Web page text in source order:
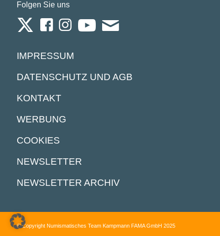
Folgen Sie uns
IMPRESSUM
DATENSCHUTZ UND AGB
KONTAKT
WERBUNG
COOKIES
NEWSLETTER
NEWSLETTER ARCHIV
© Copyright Numismatisches Team Kampmann FAMA GmbH 2025